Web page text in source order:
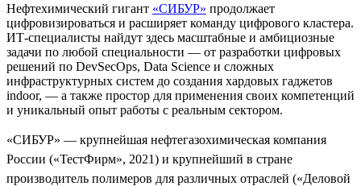
Нефтехимический гигант «СИБУР» продолжает
цифровизироваться и расширяет команду цифрового кластера.
ИТ-специалисты найдут здесь масштабные и амбициозные
задачи по любой специальности — от разработки цифровых
решений по DevSecOps, Data Science и сложных
инфраструктурных систем до создания хардовых гаджетов
indoor, — а также простор для применения своих компетенций
и уникальный опыт работы с реальным сектором.
«СИБУР» — крупнейшая нефтегазохимическая компания
России («ТестФирм», 2021) и крупнейший в стране
производитель полимеров для различных отраслей («Деловой